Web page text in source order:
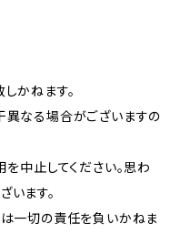
かねます。
異なる場合がございますの
を中止してください。思わ
ます。
一切の責任を負いかねま